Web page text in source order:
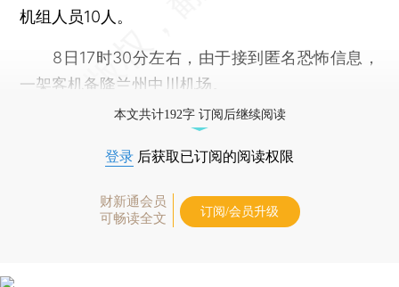
机组人员10人。
8日17时30分左右，由于接到匿名恐怖信息，
一架客机备降兰州中川机场。
本文共计192字 订阅后继续阅读
登录 后获取已订阅的阅读权限
财新通会员
可畅读全文
订阅/会员升级